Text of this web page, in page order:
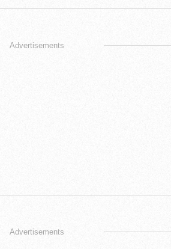
Advertisements
Advertisements